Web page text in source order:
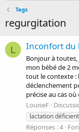
Tags
regurgitation
L Inconfort du
Bonjour à toutes,
mon bébé de 2
tout le contexte :
déclenchement
précise au cas
LouiseF
lactation
Réponses : 4